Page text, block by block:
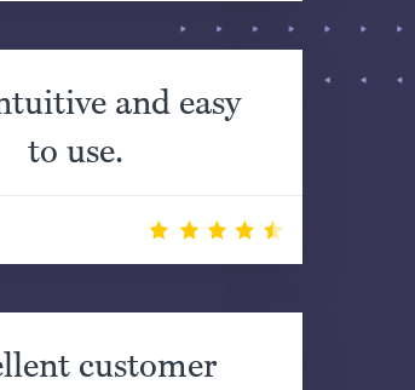
and easy
to use.
customer